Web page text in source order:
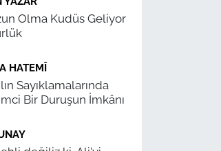
Olma Kudüs Geliyor
HATEMÎ
Sayıklamalarında
Bir Duruşun İmkânı